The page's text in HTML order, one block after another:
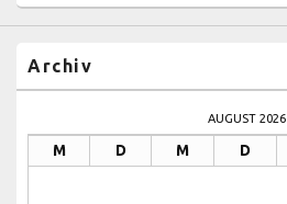
Archiv
AUGUST 2026
M D M D